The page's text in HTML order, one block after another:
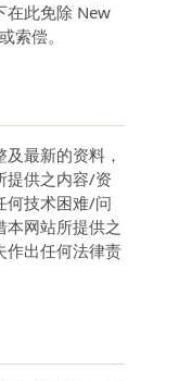
在此免除 New
索偿。
最新的资料，
提供之内容/资
何技术困难/问
本网站所提供之
作出任何法律责